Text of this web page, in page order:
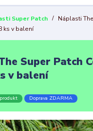
Super Patch
Náplasti
ks v balení
Super Patch
v balení
Doprava ZDARMA